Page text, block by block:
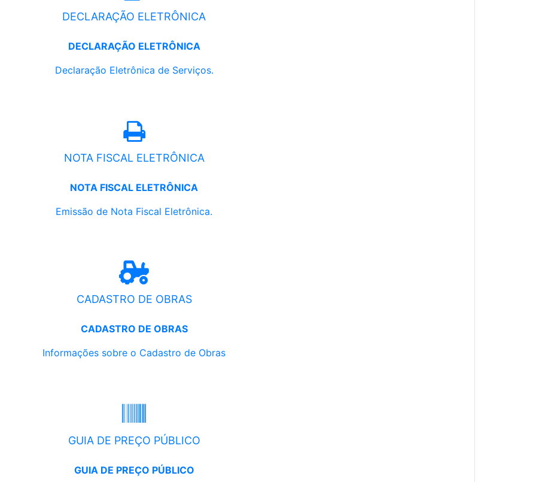
DECLARAÇÃO ELETRÔNICA
DECLARAÇÃO ELETRÔNICA
Declaração Eletrônica de Serviços.
NOTA FISCAL ELETRÔNICA
NOTA FISCAL ELETRÔNICA
Emissão de Nota Fiscal Eletrônica.
CADASTRO DE OBRAS
CADASTRO DE OBRAS
Informações sobre o Cadastro de Obras
GUIA DE PREÇO PÚBLICO
GUIA DE PREÇO PÚBLICO